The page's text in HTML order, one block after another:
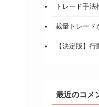
トレード手
裁量トレード
【決定版】
最近のコメ